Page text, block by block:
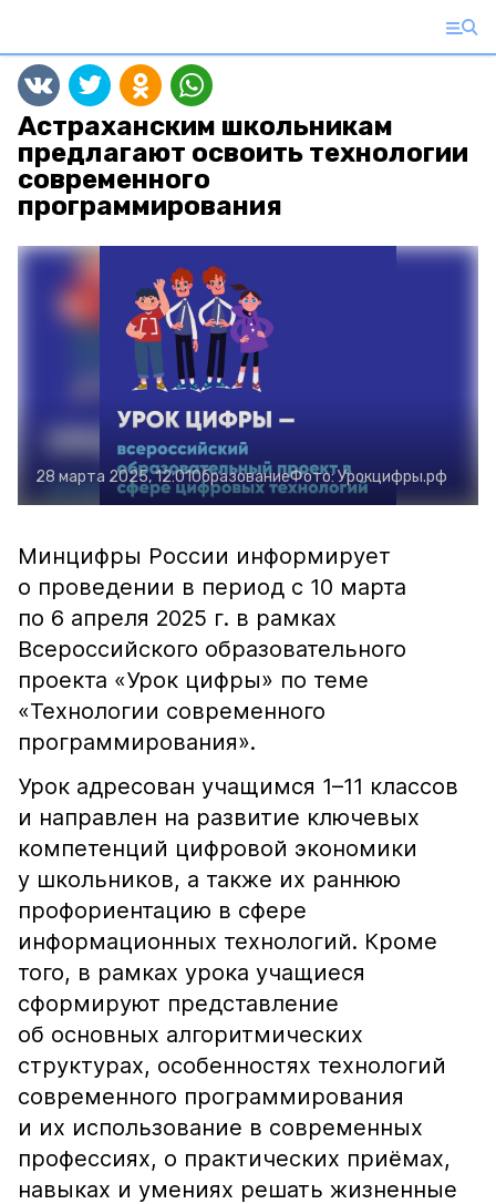
Астраханским школьникам
предлагают освоить технологии
современного
программирования
28 марта 2025, 12:01ОбразованиеФото:Урокцифры.рф
Минцифры России информирует
о проведении в период с 10 марта
по 6 апреля 2025 г. в рамках
Всероссийского образовательного
проекта «Урок цифры» по теме
«Технологии современного
программирования».
Урок адресован учащимся 1–11 классов
и направлен на развитие ключевых
компетенций цифровой экономики
у школьников, а также их раннюю
профориентацию в сфере
информационных технологий. Кроме
того, в рамках урока учащиеся
сформируют представление
об основных алгоритмических
структурах, особенностях технологий
современного программирования
и их использование в современных
профессиях, о практических приёмах,
навыках и умениях решать жизненные